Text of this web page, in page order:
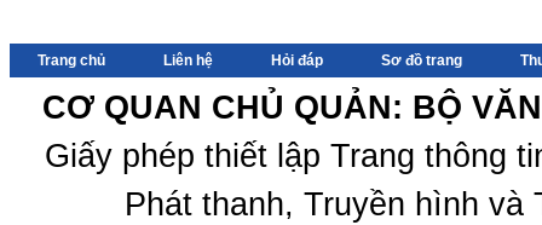
Trang chủ Liên hệ Hỏi đáp Sơ đồ trang
CƠ QUAN CHỦ QUẢN: BỘ
Giấy phép thiết lập Trang thông
Phát thanh, Truyền hình